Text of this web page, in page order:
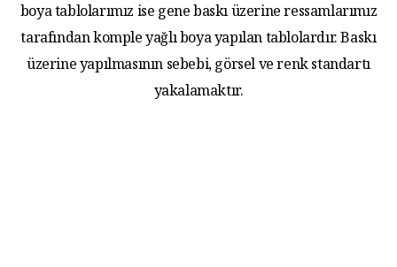
boya tablolarımız ise gene baskı üzerine ressamlarımız
tarafından komple yağlı boya yapılan tablolardır. Baskı
üzerine yapılmasının sebebi, görsel ve renk standartı
yakalamaktır.